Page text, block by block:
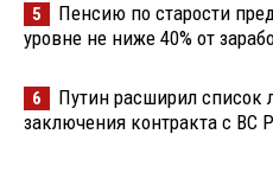
5
Пенсию по старости
уровне не ниже 40% от
6
Путин расширил список
заключения контракта с ВС